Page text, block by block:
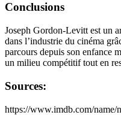
Conclusions
Joseph Gordon-Levitt est un
dans l’industrie du cinéma
parcours depuis son enfance
un milieu compétitif tout en
Sources:
https://www.imdb.com/name/